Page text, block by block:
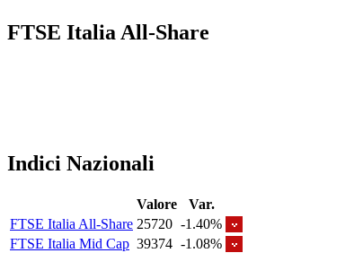
FTSE Italia All-Share
Indici Nazionali
Valore
Var.
FTSE Italia All-Share 25720 -1.40%
FTSE Italia Mid Cap 39374 -1.08%